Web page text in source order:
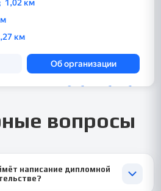
вопросы
написание дипломной